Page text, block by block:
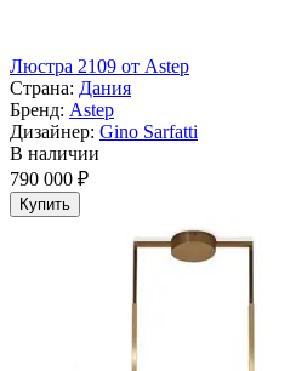
Люстра 2109 от Astep
Страна: Дания
Бренд: Astep
Дизайнер: Gino Sarfatti
В наличии
790 000 ₽
Купить